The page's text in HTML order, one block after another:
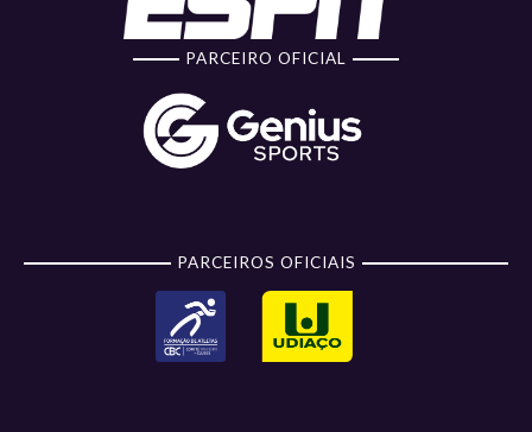
PARCEIRO OFICIAL
PARCEIROS OFICIAIS